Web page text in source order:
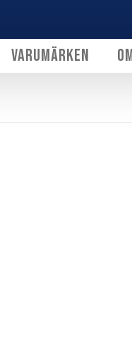
Varumärken